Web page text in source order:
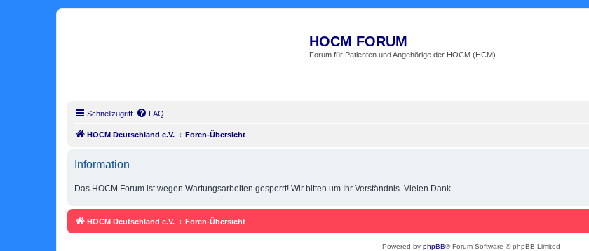
HOCM FORUM
Forum für Patienten und Angehörige der HOCM (HCM)
Schnellzugriff FAQ
HOCM Deutschland e.V. Foren-Übersicht
Information
Das HOCM Forum ist wegen Wartungsarbeiten gesperrt! Wir bitten um Ihr Verständnis. Vielen Dank.
HOCM Deutschland e.V. Foren-Übersicht
Powered by phpBB® Forum Software © phpBB Limited